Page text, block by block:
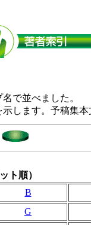
で並べました。
します。予稿集
ト順）
B
G